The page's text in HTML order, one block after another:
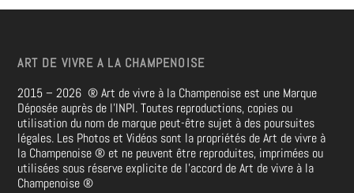
ART DE VIVRE A LA CHAMPENOISE
2015 – 2026®Art de vivre à la Champenoise est une Marque
Déposée auprès de l’INPI. Toutes reproductions, copies ou
utilisation du nom de marque peut-être sujet à des poursuites
légales. Les Photos et Vidéos sont la propriétés de Art de vivre à
la Champenoise® et ne peuvent être reproduites, imprimées ou
utilisées sous réserve explicite de l’accord de Art de vivre à la
Champenoise®